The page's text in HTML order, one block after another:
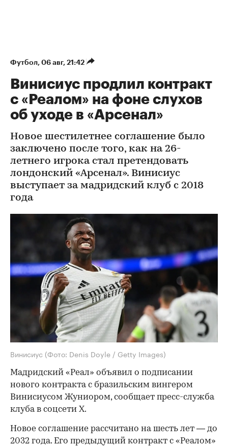
Футбол⁠, 06 авг, 21:42
Винисиус продлил контракт
с «Реалом» на фоне слухов
об уходе в «Арсенал»
Новое шестилетнее соглашение было
заключено после того, как на 26-
летнего игрока стал претендовать
лондонский «Арсенал». Винисиус
выступает за мадридский клуб с 2018
года
Винисиус (Фото: Denis Doyle / Getty Images)
Мадридский «Реал» объявил о подписании
нового контракта с бразильским вингером
Винисиусом Жуниором, сообщает пресс-служба
клуба в соцсети X.
Новое соглашение рассчитано на шесть лет — до
2032 года. Его предыдущий контракт с «Реалом»